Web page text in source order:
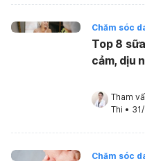
Chăm sóc
Top 8
cảm, dịu
Tham
Thi •
Chăm sóc